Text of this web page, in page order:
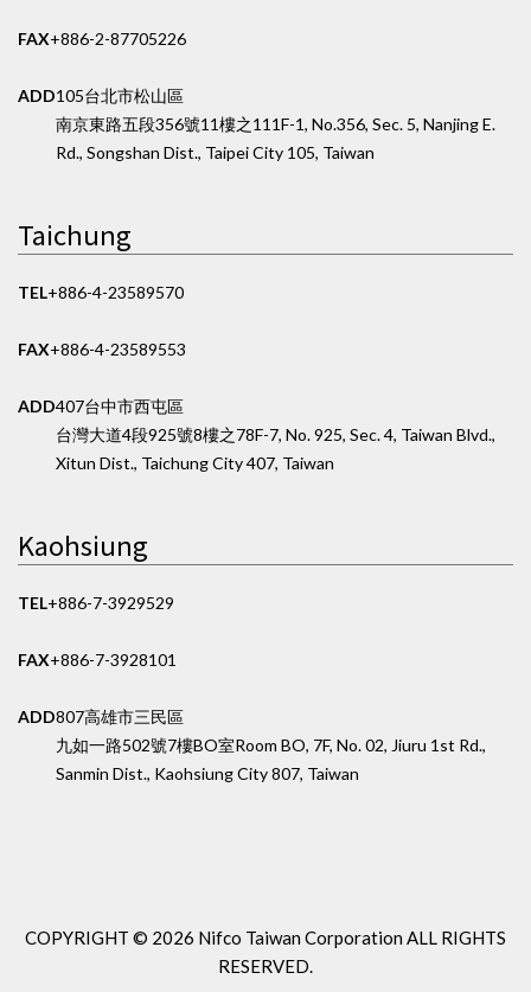
FAX+886-2-87705226
ADD105台北市松山區
南京東路五段356號11樓之1 11F-1, No.356, Sec. 5, Nanjing E.
Rd., Songshan Dist., Taipei City 105, Taiwan
Taichung
TEL+886-4-23589570
FAX+886-4-23589553
ADD407台中市西屯區
台灣大道4段925號8樓之78F-7, No. 925, Sec. 4, Taiwan Blvd.,
Xitun Dist., Taichung City 407, Taiwan
Kaohsiung
TEL+886-7-3929529
FAX+886-7-3928101
ADD807高雄市三民區
九如一路502號7樓BO室Room BO, 7F, No. 02, Jiuru 1st Rd.,
Sanmin Dist., Kaohsiung City 807, Taiwan
COPYRIGHT © 2026 Nifco Taiwan Corporation ALL RIGHTS
RESERVED.